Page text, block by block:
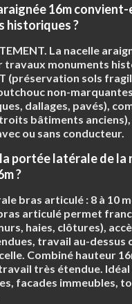
16m
historiques ?
La nacelle
travaux monuments
(préservation sols
non-
dallages, pavés),
bâtiments
ou sans conducteur.
portée latérale de la
?
bras articulé : 8 à 10
articulé permet
haies, clôtures),
travail au-dessus
Combiné hauteur
très étendue. Idéal
facades immeubles,